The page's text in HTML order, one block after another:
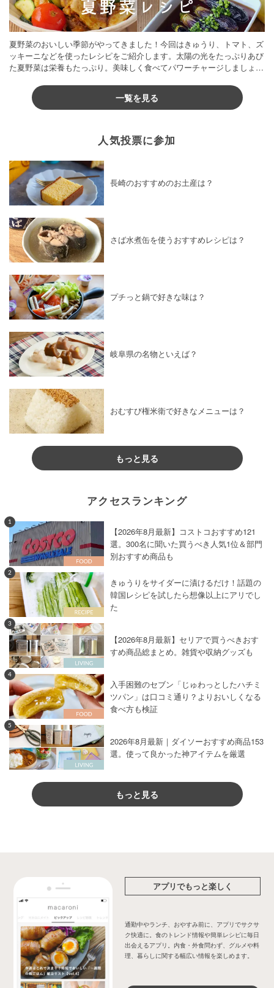
夏野菜のおいしい季節がやってきました！今回はきゅうり、トマト、ズ
ッキーニなどを使ったレシピをご紹介します。太陽の光をたっぷりあび
た夏野菜は栄養もたっぷり。美味しく食べてパワーチャージしましょう
一覧を見る
人気投票に参加
長崎のおすすめのお土産は？
さば水煮缶を使うおすすめレシピは？
プチっと鍋で好きな味は？
岐阜県の名物といえば？
おむすび権米衛で好きなメニューは？
もっと見る
アクセスランキング
1
【2026年8月最新】コストコおすすめ121
選。300名に聞いた買うべき人気1位＆部門
別おすすめ商品も
2
きゅうりをサイダーに漬けるだけ！話題の
韓国レシピを試したら想像以上にアリでし
た
3
【2026年8月最新】セリアで買うべきおす
すめ商品総まとめ。雑貨や収納グッズも
4
入手困難のセブン「じゅわっとしたハチミ
ツパン」は口コミ通り？よりおいしくなる
食べ方も検証
5
2026年8月最新｜ダイソーおすすめ商品153
選。使って良かった神アイテムを厳選
もっと見る
アプリでもっと楽しく
通勤中やランチ、おやすみ前に、アプリでサクサ
ク快適に。食のトレンド情報や簡単レシピに毎日
出会えるアプリ。内食・外食問わず、グルメや料
理、暮らしに関する幅広い情報を楽しめます。